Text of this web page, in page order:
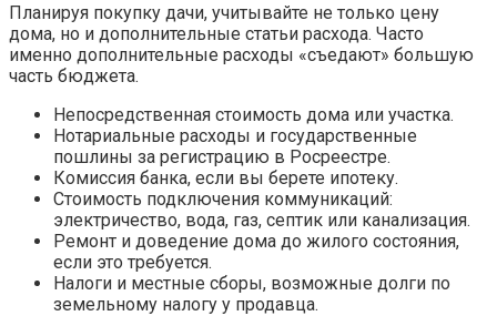
Планируя покупку дачи, учитывайте не только цену
дома, но и дополнительные статьи расхода. Часто
именно дополнительные расходы «съедают» большую
часть бюджета.
Непосредственная стоимость дома или участка.
Нотариальные расходы и государственные
пошлины за регистрацию в Росреестре.
Комиссия банка, если вы берете ипотеку.
Стоимость подключения коммуникаций:
электричество, вода, газ, септик или канализация.
Ремонт и доведение дома до жилого состояния,
если это требуется.
Налоги и местные сборы, возможные долги по
земельному налогу у продавца.